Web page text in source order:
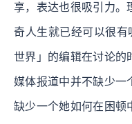
享，表达也很吸引力。
奇人生就已经可以很有
世界」的编辑在讨论的
媒体报道中并不缺少一
缺少一个她如何在困顿